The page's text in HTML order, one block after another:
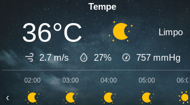
Tempe
36°C Limpo
2.7 m/s 27% 757 mmHg
02:00 03:00 04:00 05:00 06:00
‹